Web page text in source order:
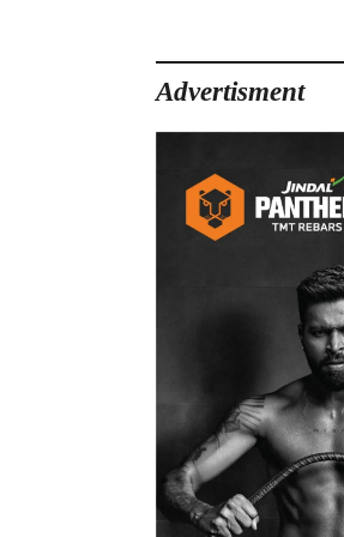
Advertisment